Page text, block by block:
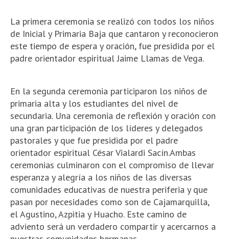
La primera ceremonia se realizó con todos los niños
de Inicial y Primaria Baja que cantaron y reconocieron
este tiempo de espera y oración, fue presidida por el
padre orientador espiritual Jaime Llamas de Vega.
En la segunda ceremonia participaron los niños de
primaria alta y los estudiantes del nivel de
secundaria. Una ceremonia de reflexión y oración con
una gran participación de los líderes y delegados
pastorales y que fue presidida por el padre
orientador espiritual César Vialardi Sacín.Ambas
ceremonias culminaron con el compromiso de llevar
esperanza y alegría a los niños de las diversas
comunidades educativas de nuestra periferia y que
pasan por necesidades como son de Cajamarquilla,
el Agustino, Azpitia y Huacho. Este camino de
adviento será un verdadero compartir y acercarnos a